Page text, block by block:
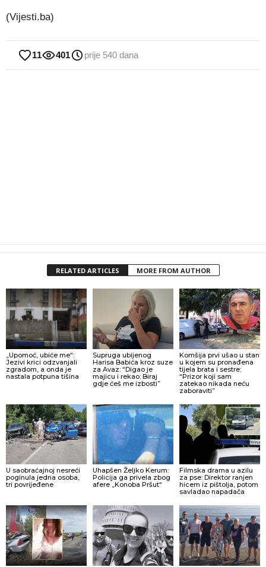
(Vijesti.ba)
11 401 prije 540 dana
RELATED ARTICLES MORE FROM AUTHOR
„Upomoć, ubiće me“:
Jezivi krici odzvanjali
zgradom, a onda je
nastala potpuna tišina
Supruga ubijenog
Harisa Babića kroz suze
za Avaz: “Digao je
majicu i rekao: Biraj
gdje ćeš me izbosti”
Komšija prvi ušao u stan
u kojem su pronađena
tijela brata i sestre:
“Prizor koji sam
zatekao nikada neću
zaboraviti”
U saobraćajnoj nesreći
poginula jedna osoba,
tri povrijeđene
Uhapšen Željko Kerum:
Policija ga privela zbog
afere „Konoba Pršut“
Filmska drama u azilu
za pse: Direktor ranjen
hicem iz pištolja, potom
savladao napadača